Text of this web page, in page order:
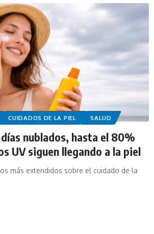
CUIDADOS DE LA PIEL SALUD
nublados, hasta el 80%
UV siguen llegando a la piel
más extendidos sobre el cuidado de la